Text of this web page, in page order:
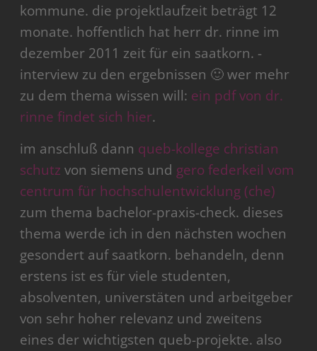
kommune. die projektlaufzeit beträgt 12
monate. hoffentlich hat herr dr. rinne im
dezember 2011 zeit für ein saatkorn. -
interview zu den ergebnissen 🙂 wer mehr
zu dem thema wissen will: ein pdf von dr.
rinne findet sich hier.
im anschluß dann queb-kollege christian
schutzvon siemens und gero federkeil vom
centrum für hochschulentwicklung (che)
zum thema bachelor-praxis-check. dieses
thema werde ich in den nächsten wochen
gesondert auf saatkorn. behandeln, denn
erstens ist es für viele studenten,
absolventen, universtäten und arbeitgeber
von sehr hoher relevanz und zweitens
eines der wichtigsten queb-projekte. also